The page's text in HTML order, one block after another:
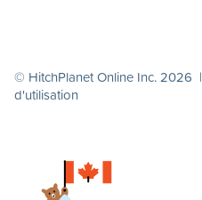
© HitchPlanet Online Inc. 2026 |
d'utilisation